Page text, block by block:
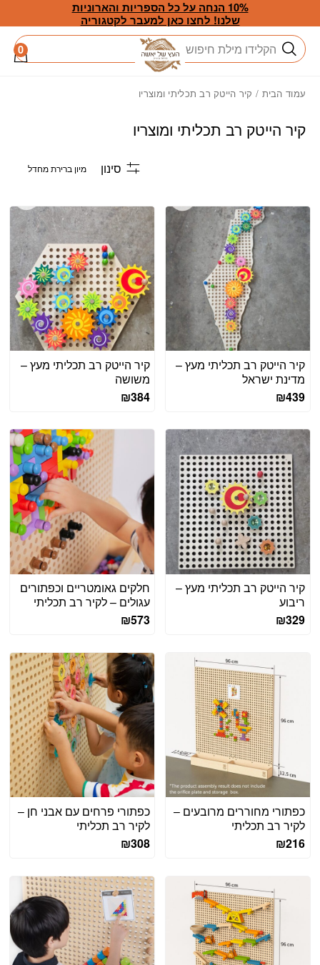
Skip to Content
10% הנחה על כל הספריות והארוניות
שלנו! לחצו כאן למעבר לקטגוריה
חיפוש 0
עמוד הבית / קיר הייטק רב תכליתי ומוצריו
קיר הייטק רב תכליתי ומוצריו
סינון
קיר הייטק רב תכליתי מעץ –
מדינת ישראל
₪439
קיר הייטק רב תכליתי מעץ –
משושה
₪384
קיר הייטק רב תכליתי מעץ –
ריבוע
₪329
חלקים גאומטריים וכפתורים
עגולים – לקיר רב תכליתי
₪573
כפתורי מחוררים מרובעים –
לקיר רב תכליתי
₪216
כפתורי פרחים עם אבני חן –
לקיר רב תכליתי
₪308